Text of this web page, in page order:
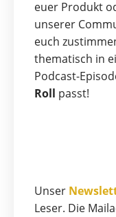
euer Produkt
unserer
euch
thematisch in
Podcast-
Roll passt!
Unser
Leser. Die